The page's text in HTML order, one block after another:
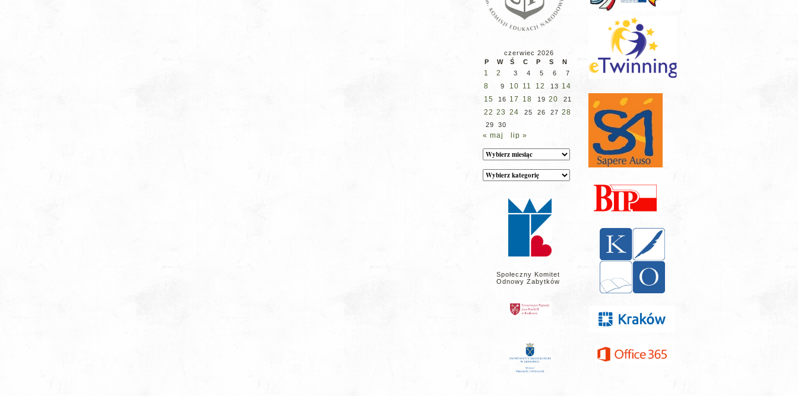
czerwiec 2026
P
W Ś C P S N
1 2 3 4 5 6 7
8 9 10 11 12 13 14
15
16 17 18 19 20 21
22 23 24 25 26 27 28
29 30
« maj lip »
Archiwum
Kategorie
wpisów
Społeczny Komitet
Odnowy Zabytków